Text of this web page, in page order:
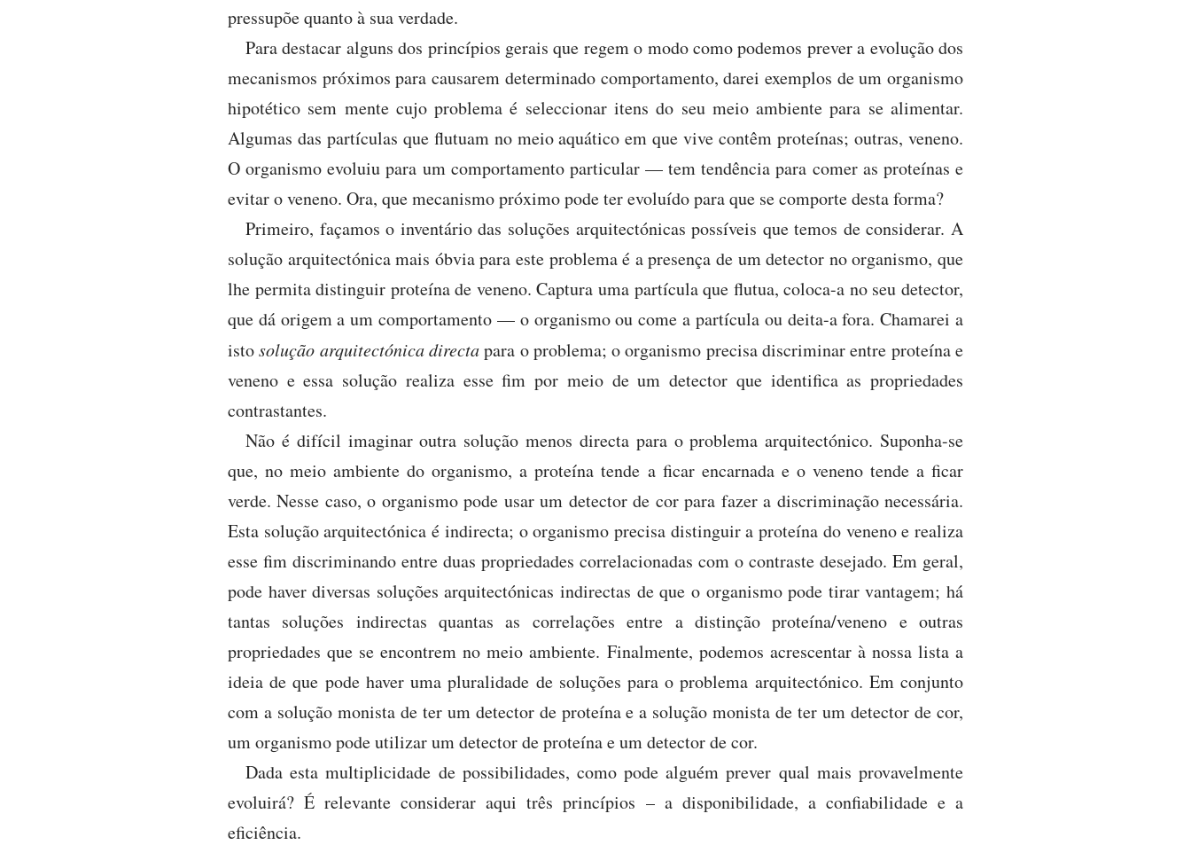
pressupõe quanto à sua verdade.
Para destacar alguns dos princípios gerais que regem o modo como podemos prever a evolução dos
mecanismos próximos para causarem determinado comportamento, darei exemplos de um organismo
hipotético sem mente cujo problema é seleccionar itens do seu meio ambiente para se alimentar.
Algumas das partículas que flutuam no meio aquático em que vive contêm proteínas; outras, veneno.
O organismo evoluiu para um comportamento particular — tem tendência para comer as proteínas e
evitar o veneno. Ora, que mecanismo próximo pode ter evoluído para que se comporte desta forma?
Primeiro, façamos o inventário das soluções arquitectónicas possíveis que temos de considerar. A
solução arquitectónica mais óbvia para este problema é a presença de um detector no organismo, que
lhe permita distinguir proteína de veneno. Captura uma partícula que flutua, coloca-a no seu detector,
que dá origem a um comportamento — o organismo ou come a partícula ou deita-a fora. Chamarei a
istosolução arquitectónica directapara o problema; o organismo precisa discriminar entre proteína e
veneno e essa solução realiza esse fim por meio de um detector que identifica as propriedades
contrastantes.
Não é difícil imaginar outra solução menos directa para o problema arquitectónico. Suponha-se
que, no meio ambiente do organismo, a proteína tende a ficar encarnada e o veneno tende a ficar
verde. Nesse caso, o organismo pode usar um detector de cor para fazer a discriminação necessária.
Esta solução arquitectónica é indirecta; o organismo precisa distinguir a proteína do veneno e realiza
esse fim discriminando entre duas propriedades correlacionadas com o contraste desejado. Em geral,
pode haver diversas soluções arquitectónicas indirectas de que o organismo pode tirar vantagem; há
tantas soluções indirectas quantas as correlações entre a distinção proteína/veneno e outras
propriedades que se encontrem no meio ambiente. Finalmente, podemos acrescentar à nossa lista a
ideia de que pode haver uma pluralidade de soluções para o problema arquitectónico. Em conjunto
com a solução monista de ter um detector de proteína e a solução monista de ter um detector de cor,
um organismo pode utilizar um detector de proteína e um detector de cor.
Dada esta multiplicidade de possibilidades, como pode alguém prever qual mais provavelmente
evoluirá? É relevante considerar aqui três princípios – a disponibilidade, a confiabilidade e a
eficiência.